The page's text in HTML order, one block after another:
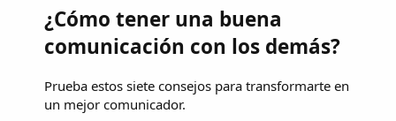
¿Cómo tener una buena
comunicación con los demás?
Prueba estos siete consejos para transformarte en
un mejor comunicador.